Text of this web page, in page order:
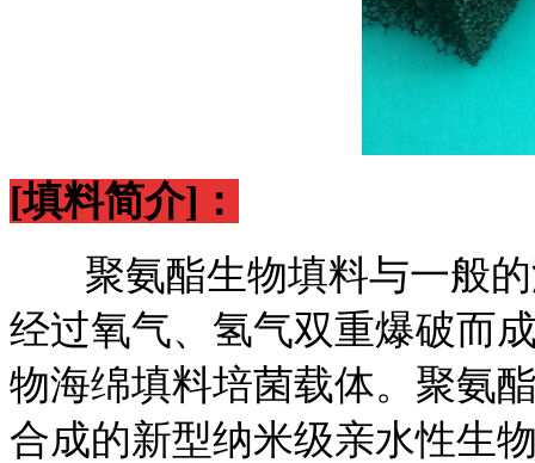
[填料简介]：
聚氨酯生物填料与一般
经过氧气、氢气双重爆破而
物海绵填料培菌载体。聚氨
合成的新型纳米级亲水性生